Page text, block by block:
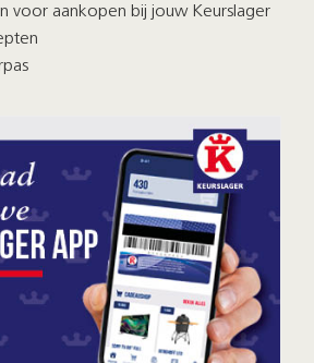
voor aankopen bij jouw Keurslager